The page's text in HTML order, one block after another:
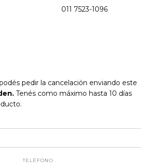
011 7523-1096
pedir la cancelación enviando este
Tenés como máximo hasta 10 días
TELÉFONO